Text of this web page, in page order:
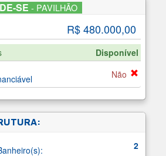
SE- PAVILHÃO
R$ 480.000,00
Disponível
Não
2